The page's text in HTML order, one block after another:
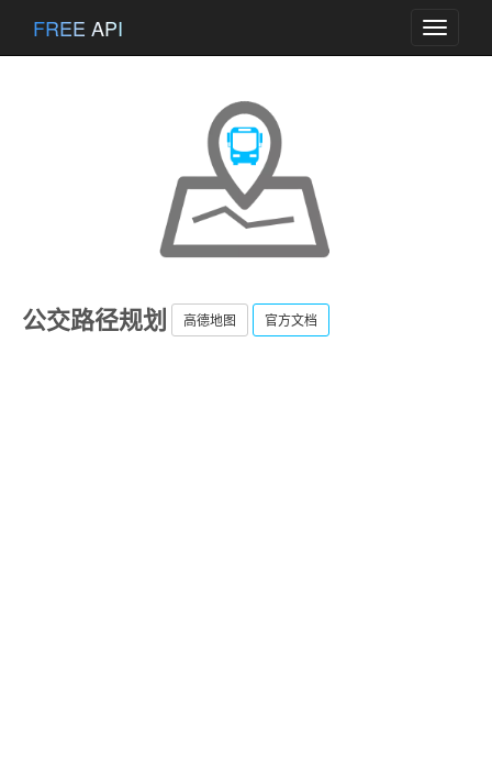
Toggle
FREE API
公交路径规划 高德地图 官方文档